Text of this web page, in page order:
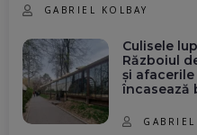
GABRIEL KOLBAY
Culisele
Războiul
și afacerile
încasează